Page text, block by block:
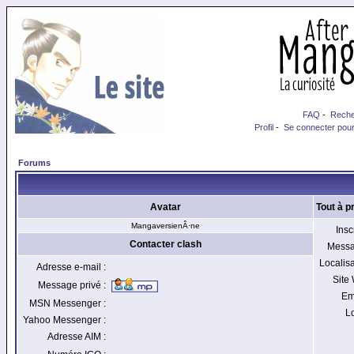
FAQ -
Profil - Se connecter
Forums
Avatar Tout à
MangaversienÂ·ne
Site
Contacter clash
Adresse e-mail :
Message privé :
MSN Messenger :
Yahoo Messenger :
Adresse AIM :